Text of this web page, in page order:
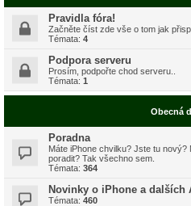
Pravidla fóra!
Začněte číst zde vše o tom jak
Témata: 4
Podpora serveru
Prosím, podpořte chod serveru..
Témata: 1
Obecná
Poradna
Máte iPhone chvilku? Jste tu
poradit? Tak všechno sem.
Témata: 364
Novinky o iPhone a dalších
Témata: 460